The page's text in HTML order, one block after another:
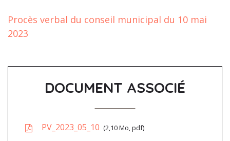
Procès verbal du conseil municipal du 10 mai
2023
DOCUMENT ASSOCIÉ
PV_2023_05_10 2,10 Mo, pdf